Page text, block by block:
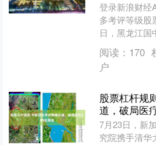
登录新浪财经
多考评等级股
日，黑龙江国
下简称“*ST国
司股权被冻结
阅读： 170
户
股票杠杆规
道，破局医
7月23日，新
究院携手清华